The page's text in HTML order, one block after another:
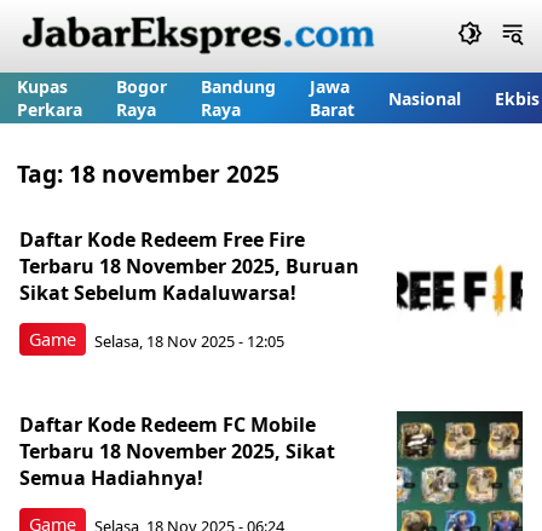
Kupas
Perkara
Bogor
Raya
Bandung
Raya
Jawa
Barat
Nasional Ekbis
Tag: 18 november 2025
Game
Daftar Kode Redeem Free Fire
Terbaru 18 November 2025, Buruan
Sikat Sebelum Kadaluwarsa!
Selasa, 18 Nov 2025 - 12:05
Game
Daftar Kode Redeem FC Mobile
Terbaru 18 November 2025, Sikat
Semua Hadiahnya!
Selasa, 18 Nov 2025 - 06:24